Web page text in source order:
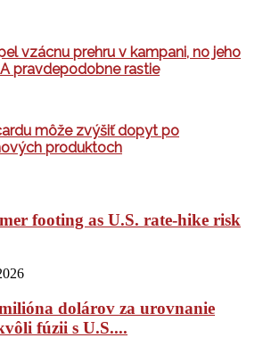
vzácnu prehru v kampani, no jeho
pravdepodobne rastie
môže zvýšiť dopyt po
produktoch
footing as U.S. rate-hike risk
dolárov za urovnanie
fúzii s U.S....